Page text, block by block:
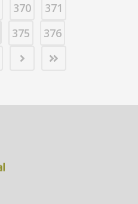
370
371
375
376